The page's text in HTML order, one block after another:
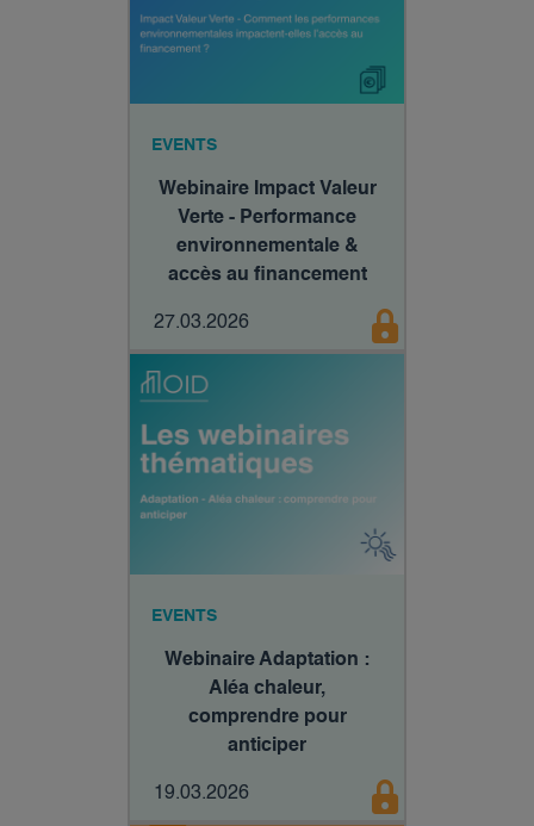
EVENTS
Webinaire Impact Valeur
Verte - Performance
environnementale &
accès au financement
27.03.2026
EVENTS
Webinaire Adaptation :
Aléa chaleur,
comprendre pour
anticiper​
19.03.2026